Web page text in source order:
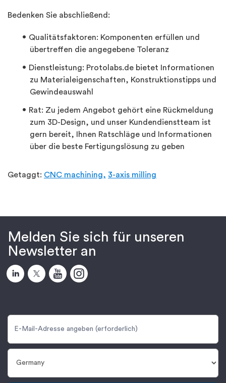
Bedenken Sie abschließend:
Qualitätsfaktoren: Komponenten erfüllen und
übertreffen die angegebene Toleranz
Dienstleistung: Protolabs.de bietet Informationen
zu Materialeigenschaften, Konstruktionstipps und
Gewindeauswahl
Rat: Zu jedem Angebot gehört eine Rückmeldung
zum 3D-Design, und unser Kundendienstteam ist
gern bereit, Ihnen Ratschläge und Informationen
über die beste Fertigungslösung zu geben
Getaggt: CNC machining, 3-axis milling
Melden Sie sich für unseren
Newsletter an